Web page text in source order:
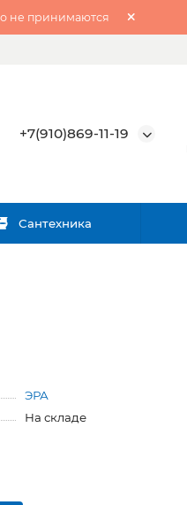
не принимаются
+7(910)869-11-19
Сантехника
ЭРА
На складе